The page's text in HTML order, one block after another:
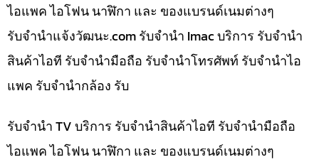
ไอแพค ไอโฟน นาฬิกา และ ของแบรนด์เนมต่างๆ
รับจํานําแจ้งวัฒนะ.com รับจำนำ Imac บริการ รับจำนำ
สินค้าไอที รับจำนำมือถือ รับจำนำโทรศัพท์ รับจำนำไอ
แพค รับจำนำกล้อง รับ
รับจำนำ TV บริการ รับจำนำสินค้าไอที รับจำนำมือถือ
ไอแพค ไอโฟน นาฬิกา และ ของแบรนด์เนมต่างๆ